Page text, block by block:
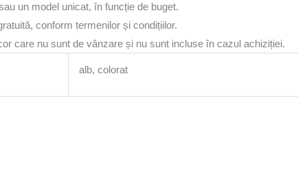
un model unicat, în funcție de buget.
conform termenilor și condițiilor.
care nu sunt de vânzare și nu sunt incluse în cazul achiziției.
alb, colorat